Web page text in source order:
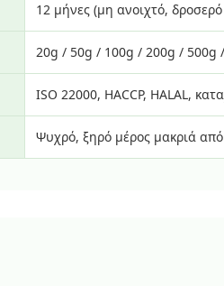
12 μήνες (μη ανοιχτό,
20g / 50g / 100g / 200g / 500g
ISO 22000, HACCP, HALAL,
Ψυχρό, ξηρό μέρος μακριά